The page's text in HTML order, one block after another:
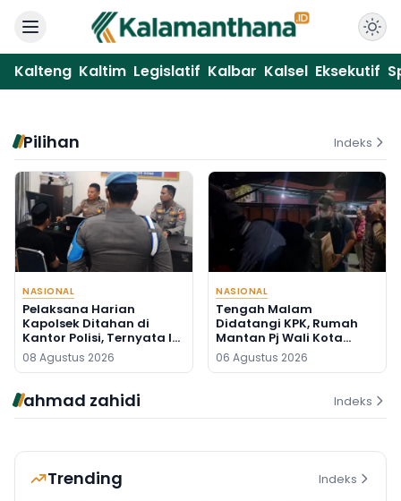
Kalteng Kaltim Legislatif Kalbar Kalsel Eksekutif
Pilihan Indeks
NASIONAL
Pelaksana Harian
Kapolsek Ditahan di
Kantor Polisi, Ternyata Ini
Penyebabnya
08 Agustus 2026
NASIONAL
Tengah Malam
Didatangi KPK, Rumah
Mantan Pj Wali Kota
Digeledah, Empat Koper
Dibawa
06 Agustus 2026
ahmad zahidi Indeks
Trending Indeks